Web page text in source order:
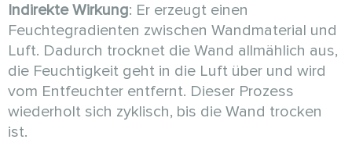
Indirekte Wirkung: Er erzeugt einen
Feuchtegradienten zwischen Wandmaterial und
Luft. Dadurch trocknet die Wand allmählich aus,
die Feuchtigkeit geht in die Luft über und wird
vom Entfeuchter entfernt. Dieser Prozess
wiederholt sich zyklisch, bis die Wand trocken
ist.